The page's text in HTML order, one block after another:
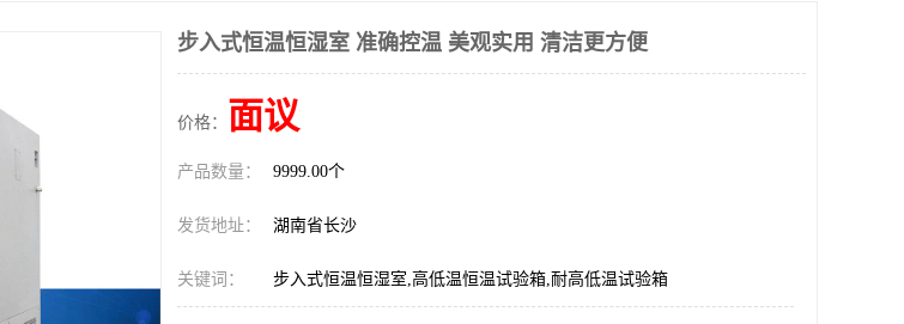
步入式恒温恒湿室 准确控温 美观实用 清洁更方便
价格： 面议
产品数量： 9999.00个
发货地址： 湖南省长沙
关键词： 步入式恒温恒湿室,高低温恒温试验箱,耐高低温试验箱